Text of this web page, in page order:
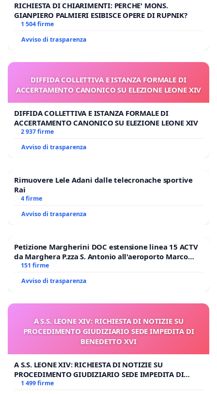
RICHIESTA DI CHIARIMENTI: PERCHE' MONS.
GIANPIERO PALMIERI ESIBISCE OPERE DI RUPNIK?
1 504 firme
Avviso di trasparenza
DIFFIDA COLLETTIVA E ISTANZA FORMALE DI
ACCERTAMENTO CANONICO SU ELEZIONE LEONE XIV
DIFFIDA COLLETTIVA E ISTANZA FORMALE DI
ACCERTAMENTO CANONICO SU ELEZIONE LEONE XIV
2 937 firme
Avviso di trasparenza
Rimuovere Lele Adani dalle telecronache sportive
Rai
4 firme
Avviso di trasparenza
Petizione Margherini DOC estensione linea 15 ACTV
da Marghera P.zza S. Antonio all'aeroporto Marco
Polo tariffa a € 1,50
151 firme
Avviso di trasparenza
A S.S. LEONE XIV: RICHIESTA DI NOTIZIE SU
PROCEDIMENTO GIUDIZIARIO SEDE IMPEDITA DI
BENEDETTO XVI
A S.S. LEONE XIV: RICHIESTA DI NOTIZIE SU
PROCEDIMENTO GIUDIZIARIO SEDE IMPEDITA DI
BENEDETTO XVI
1 499 firme